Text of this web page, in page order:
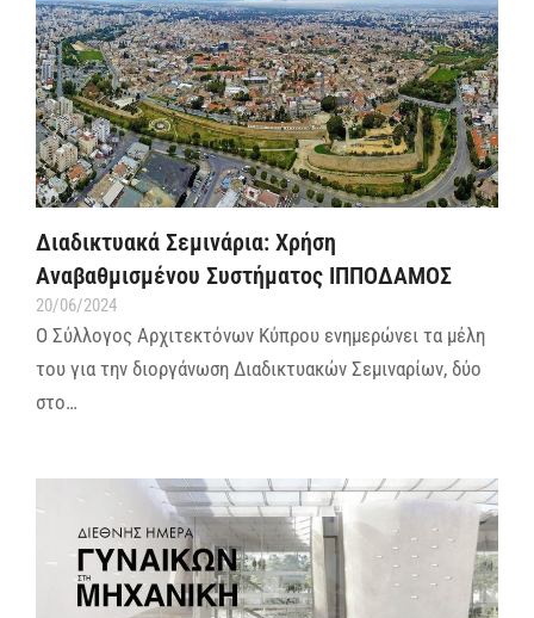
Διαδικτυακά Σεμινάρια: Χρήση
Αναβαθμισμένου Συστήματος ΙΠΠΟΔΑΜΟΣ
20/06/2024
Ο Σύλλογος Αρχιτεκτόνων Κύπρου ενημερώνει τα μέλη
του για την διοργάνωση Διαδικτυακών Σεμιναρίων, δύο
στο…